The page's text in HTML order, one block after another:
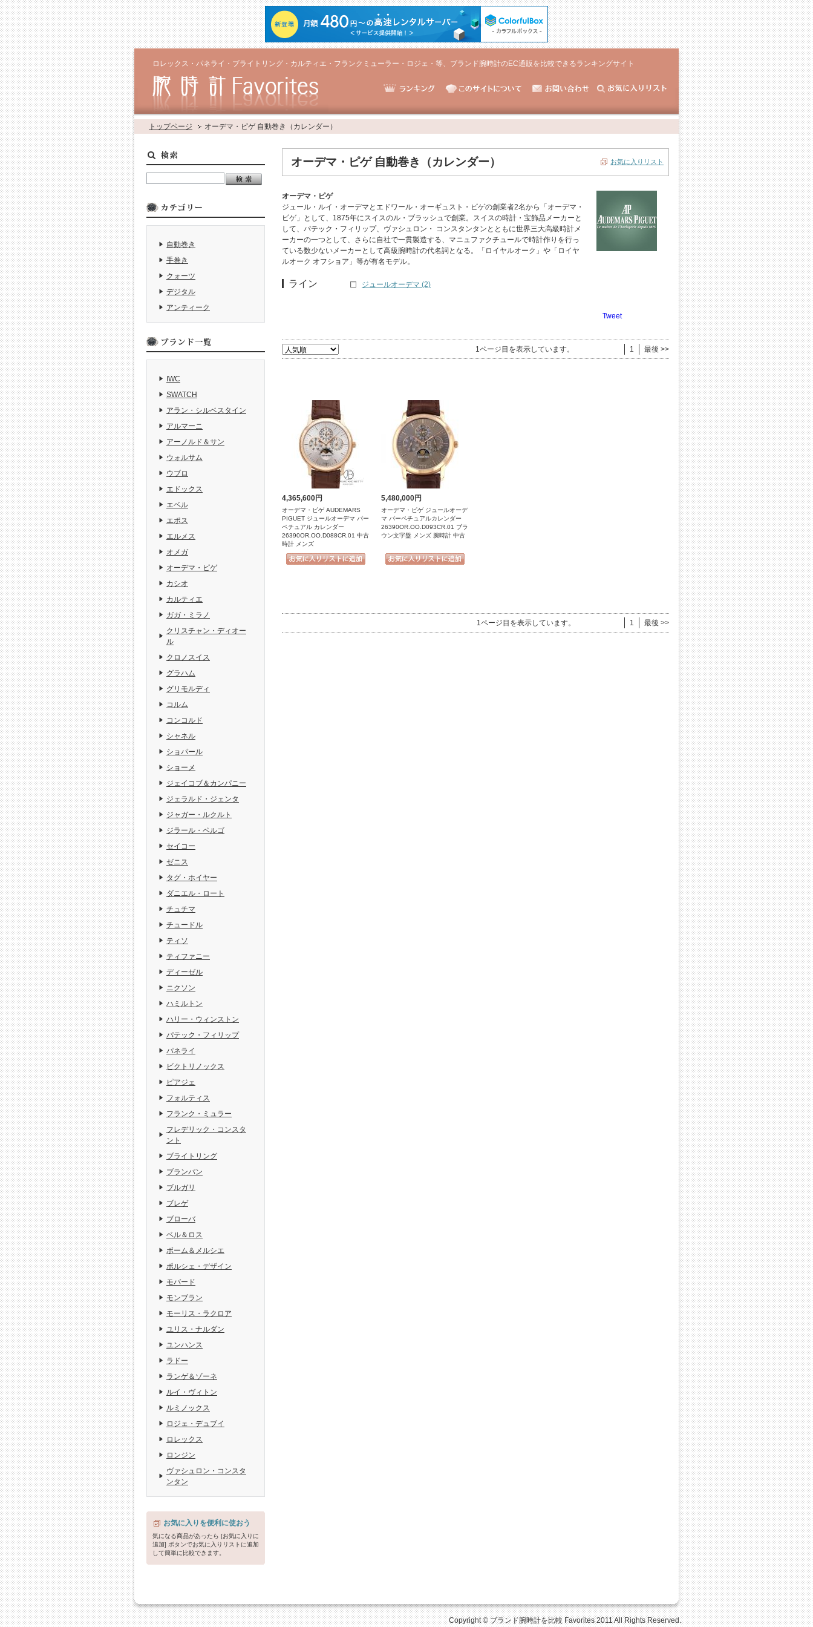
ロレックス・パネライ・ブライトリング・カルティエ・フランクミューラー・ロジェ・等、ブランド腕時計のEC通販を比較できるランキングサイト
トップページ オーデマ・ピゲ 自動巻き（カレンダー）
オーデマ・ピゲ 自動巻き（カレンダー） お気に入りリスト
オーデマ・ピゲ
ジュール・ルイ・オーデマとエドワール・オーギュスト・ピゲの創業者2名から「オーデマ・
ピゲ」として、1875年にスイスのル・ブラッシュで創業。スイスの時計・宝飾品メーカーと
して、パテック・フィリップ、ヴァシュロン・ コンスタンタンとともに世界三大高級時計メ
ーカーの一つとして、さらに自社で一貫製造する、マニュファクチュールで時計作りを行っ
ている数少ないメーカーとして高級腕時計の代名詞となる。「ロイヤルオーク」や「ロイヤ
ルオーク オフショア」等が有名モデル。
ライン ジュールオーデマ (2)
Tweet
1ページ目を表示しています。 1 最後 >>
4,365,600円 5,480,000円
オーデマ・ピゲ AUDEMARS
PIGUET ジュールオーデマ パー
ペチュアル カレンダー
26390OR.OO.D088CR.01 中古
時計 メンズ
オーデマ・ピゲ ジュールオーデ
マ パーペチュアルカレンダー
26390OR.OO.D093CR.01 ブラ
ウン文字盤 メンズ 腕時計 中古
1ページ目を表示しています。 1 最後 >>
自動巻き
手巻き
クォーツ
デジタル
アンティーク
IWC
SWATCH
アラン・シルベスタイン
アルマーニ
アーノルド＆サン
ウォルサム
ウブロ
エドックス
エベル
エポス
エルメス
オメガ
オーデマ・ピゲ
カシオ
カルティエ
ガガ・ミラノ
クリスチャン・ディオー
ル
クロノスイス
グラハム
グリモルディ
コルム
コンコルド
シャネル
ショパール
ショーメ
ジェイコブ＆カンパニー
ジェラルド・ジェンタ
ジャガー・ルクルト
ジラール・ペルゴ
セイコー
ゼニス
タグ・ホイヤー
ダニエル・ロート
チュチマ
チュードル
ティソ
ティファニー
ディーゼル
ニクソン
ハミルトン
ハリー・ウィンストン
パテック・フィリップ
パネライ
ビクトリノックス
ピアジェ
フォルティス
フランク・ミュラー
フレデリック・コンスタ
ント
ブライトリング
ブランパン
ブルガリ
ブレゲ
ブローバ
ベル＆ロス
ボーム＆メルシエ
ポルシェ・デザイン
モバード
モンブラン
モーリス・ラクロア
ユリス・ナルダン
ユンハンス
ラドー
ランゲ＆ゾーネ
ルイ・ヴィトン
ルミノックス
ロジェ・デュブイ
ロレックス
ロンジン
ヴァシュロン・コンスタ
ンタン
お気に入りを便利に使おう
気になる商品があったら [お気に入りに
追加] ボタンでお気に入りリストに追加
して簡単に比較できます。
Copyright © ブランド腕時計を比較 Favorites 2011 All Rights Reserved.